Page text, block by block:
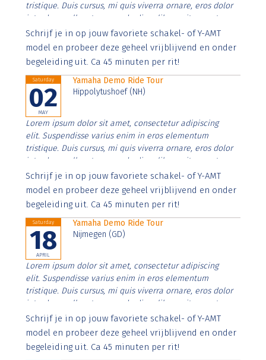
tristique. Duis cursus, mi quis viverra ornare, eros dolor
interdum nulla, ut commodo diam libero vitae erat.
Aenean faucibus nibh et justo cursus id rutrum lorem
imperdiet. Nunc ut sem vitae risus tristique posuere.
Schrijf je in op jouw favoriete schakel- of Y-AMT
model en probeer deze geheel vrijblijvend en onder
begeleiding uit. Ca 45 minuten per rit!
Saturday
02
MAY
Yamaha Demo Ride Tour
Hippolytushoef (NH)
Lorem ipsum dolor sit amet, consectetur adipiscing
elit. Suspendisse varius enim in eros elementum
tristique. Duis cursus, mi quis viverra ornare, eros dolor
interdum nulla, ut commodo diam libero vitae erat.
Aenean faucibus nibh et justo cursus id rutrum lorem
imperdiet. Nunc ut sem vitae risus tristique posuere.
Schrijf je in op jouw favoriete schakel- of Y-AMT
model en probeer deze geheel vrijblijvend en onder
begeleiding uit. Ca 45 minuten per rit!
Saturday
18
APRIL
Yamaha Demo Ride Tour
Nijmegen (GD)
Lorem ipsum dolor sit amet, consectetur adipiscing
elit. Suspendisse varius enim in eros elementum
tristique. Duis cursus, mi quis viverra ornare, eros dolor
interdum nulla, ut commodo diam libero vitae erat.
Aenean faucibus nibh et justo cursus id rutrum lorem
imperdiet. Nunc ut sem vitae risus tristique posuere.
Schrijf je in op jouw favoriete schakel- of Y-AMT
model en probeer deze geheel vrijblijvend en onder
begeleiding uit. Ca 45 minuten per rit!